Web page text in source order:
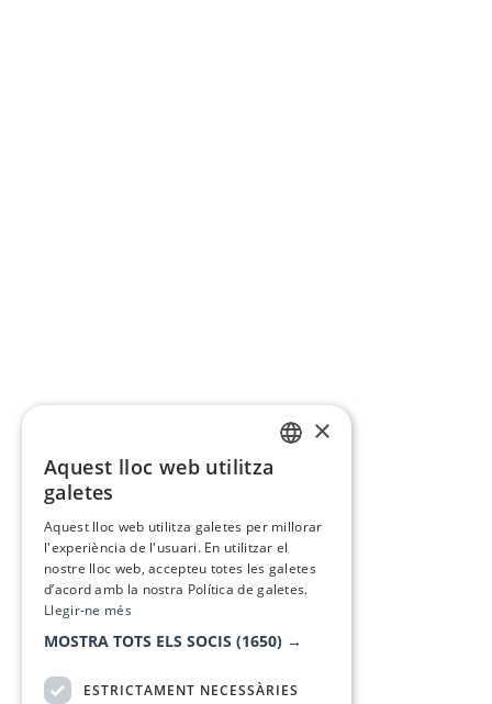
×
Aquest lloc web utilitza
galetes
Aquest lloc web utilitza galetes per millorar
l'experiència de l'usuari. En utilitzar el
nostre lloc web, accepteu totes les galetes
d’acord amb la nostra Política de galetes.
Llegir-ne més
MOSTRA TOTS ELS SOCIS (1650) →
ESTRICTAMENT NECESSÀRIES